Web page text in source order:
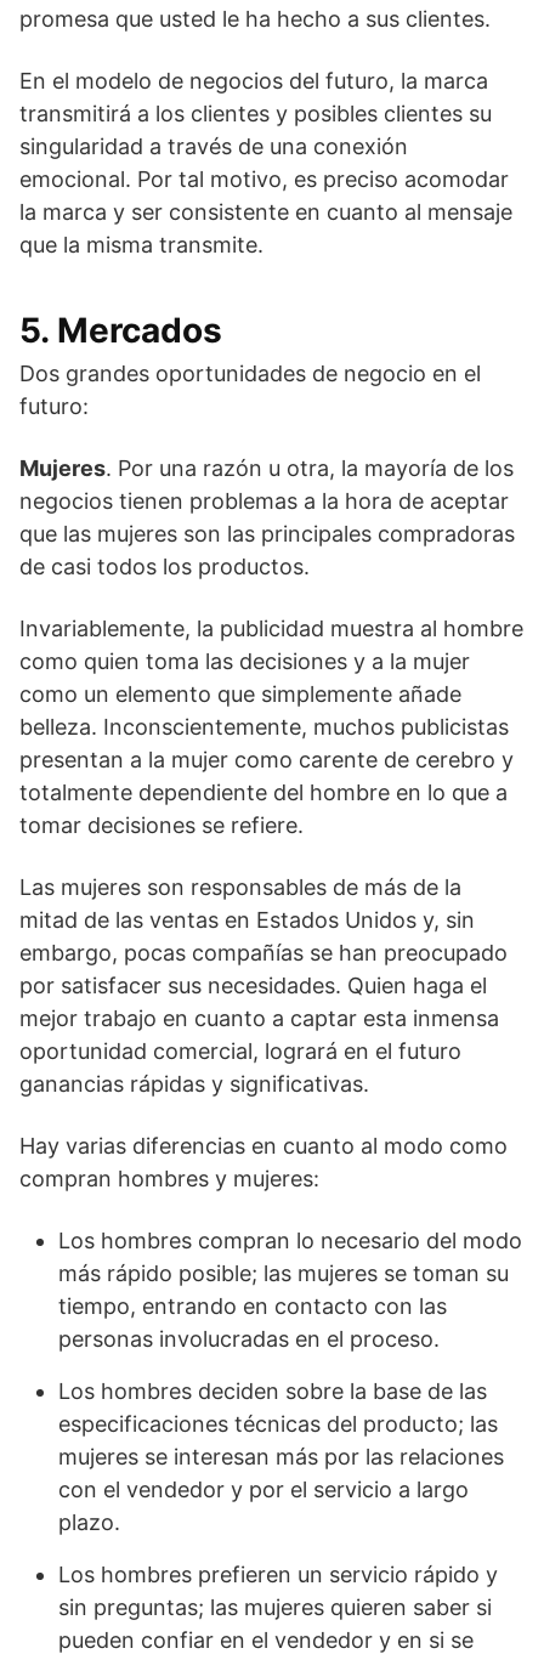
promesa que usted le ha hecho a sus clientes.
En el modelo de negocios del futuro, la marca
transmitirá a los clientes y posibles clientes su
singularidad a través de una conexión
emocional. Por tal motivo, es preciso acomodar
la marca y ser consistente en cuanto al mensaje
que la misma transmite.
5. Mercados
Dos grandes oportunidades de negocio en el
futuro:
Mujeres. Por una razón u otra, la mayoría de los
negocios tienen problemas a la hora de aceptar
que las mujeres son las principales compradoras
de casi todos los productos.
Invariablemente, la publicidad muestra al hombre
como quien toma las decisiones y a la mujer
como un elemento que simplemente añade
belleza. Inconscientemente, muchos publicistas
presentan a la mujer como carente de cerebro y
totalmente dependiente del hombre en lo que a
tomar decisiones se refiere.
Las mujeres son responsables de más de la
mitad de las ventas en Estados Unidos y, sin
embargo, pocas compañías se han preocupado
por satisfacer sus necesidades. Quien haga el
mejor trabajo en cuanto a captar esta inmensa
oportunidad comercial, logrará en el futuro
ganancias rápidas y significativas.
Hay varias diferencias en cuanto al modo como
compran hombres y mujeres:
Los hombres compran lo necesario del modo
más rápido posible; las mujeres se toman su
tiempo, entrando en contacto con las
personas involucradas en el proceso.
Los hombres deciden sobre la base de las
especificaciones técnicas del producto; las
mujeres se interesan más por las relaciones
con el vendedor y por el servicio a largo
plazo.
Los hombres prefieren un servicio rápido y
sin preguntas; las mujeres quieren saber si
pueden confiar en el vendedor y en si se